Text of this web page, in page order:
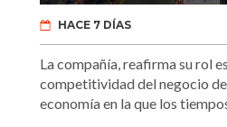
HACE 7 DÍAS
La compañía, reafirma su rol
competitividad del negocio de
economía en la que los